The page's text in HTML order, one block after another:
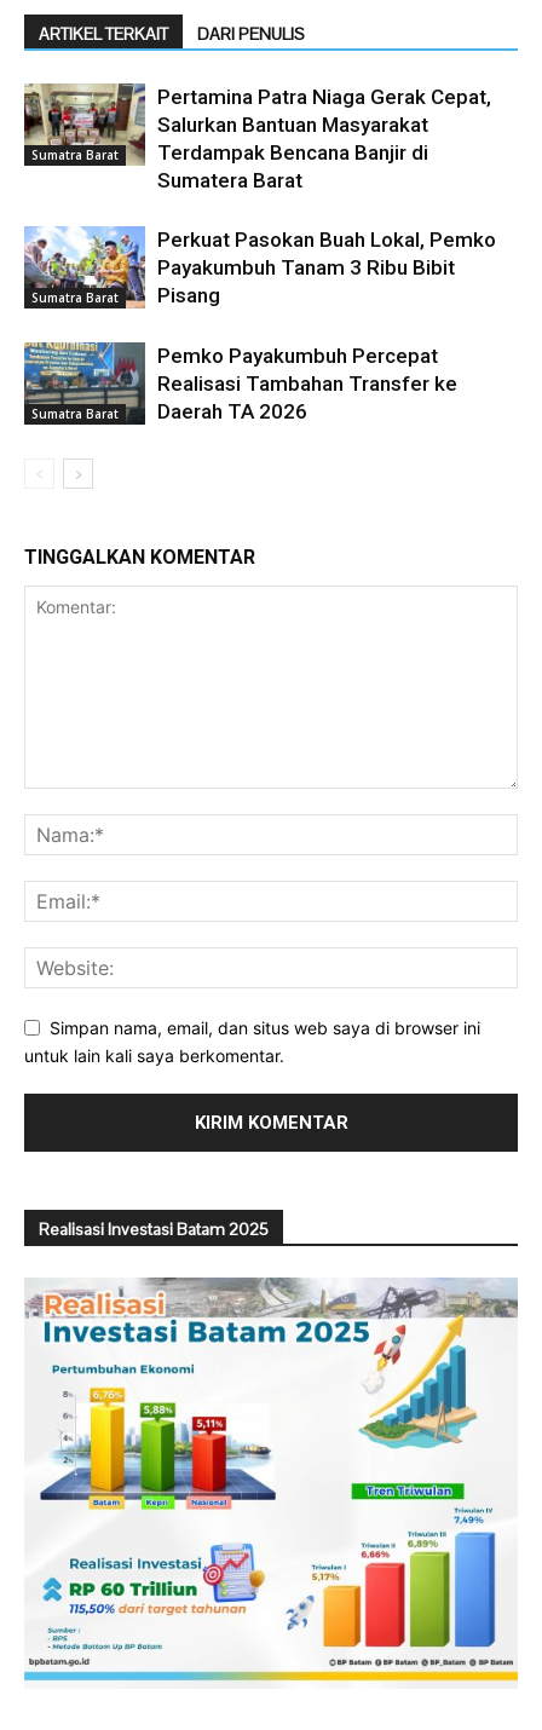
ARTIKEL TERKAIT DARI PENULIS
Sumatra Barat
Pertamina Patra Niaga Gerak Cepat,
Salurkan Bantuan Masyarakat
Terdampak Bencana Banjir di
Sumatera Barat
Sumatra Barat
Perkuat Pasokan Buah Lokal, Pemko
Payakumbuh Tanam 3 Ribu Bibit
Pisang
Sumatra Barat
Pemko Payakumbuh Percepat
Realisasi Tambahan Transfer ke
Daerah TA 2026
TINGGALKAN KOMENTAR
Simpan nama, email, dan situs web saya di browser ini
untuk lain kali saya berkomentar.
Realisasi Investasi Batam 2025